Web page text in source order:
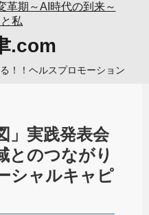
革期～AI時代の到来～
私
.com
！！ヘルスプロモーション
」実践発表会
とのつながり
シャルキャピ